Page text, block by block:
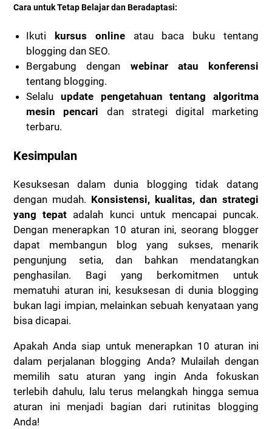
Cara untuk Tetap Belajar dan Beradaptasi:
Ikuti kursus onlineatau baca buku tentang
blogging dan SEO.
Bergabung dengan webinar atau konferensi
tentang blogging.
Selalu update pengetahuan tentang algoritma
mesin pencari dan strategi digital marketing
terbaru.
Kesimpulan
Kesuksesan dalam dunia blogging tidak datang
dengan mudah. Konsistensi, kualitas, dan strategi
yang tepat adalah kunci untuk mencapai puncak.
Dengan menerapkan 10 aturan ini, seorang blogger
dapat membangun blog yang sukses, menarik
pengunjung setia, dan bahkan mendatangkan
penghasilan. Bagi yang berkomitmen untuk
mematuhi aturan ini, kesuksesan di dunia blogging
bukan lagi impian, melainkan sebuah kenyataan yang
bisa dicapai.
Apakah Anda siap untuk menerapkan 10 aturan ini
dalam perjalanan blogging Anda? Mulailah dengan
memilih satu aturan yang ingin Anda fokuskan
terlebih dahulu, lalu terus melangkah hingga semua
aturan ini menjadi bagian dari rutinitas blogging
Anda!